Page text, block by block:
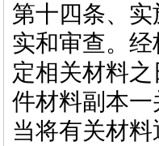
第十四条、
实和审查。
定相关材料
件材料副本
当将有关材